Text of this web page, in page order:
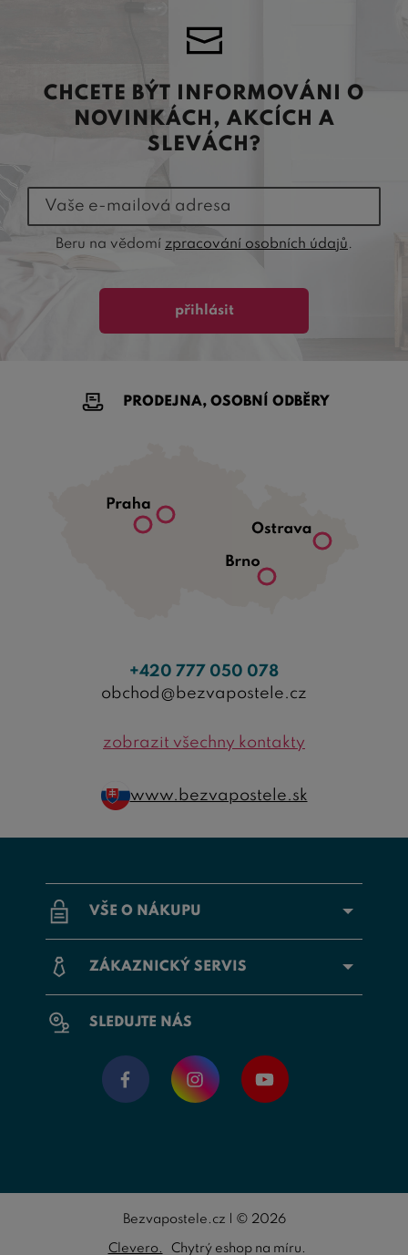
CHCETE BÝT INFORMOVÁNI O
NOVINKÁCH, AKCÍCH A
SLEVÁCH?
Vaše e-mailová adresa
přihlásit
Beru na vědomí zpracování osobních údajů.
VŠE O NÁKUPU
ZÁKAZNICKÝ SERVIS
SLEDUJTE NÁS
PRODEJNA, OSOBNÍ ODBĚRY
+420 777 050 078
obchod@bezvapostele.cz
zobrazit všechny kontakty
www.bezvapostele.sk
Bezvapostele.cz | © 2026
Clevero. Chytrý eshop na míru.